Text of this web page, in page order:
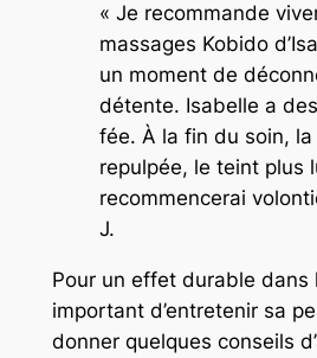
« Je recommande
massages Kobido
un moment de
détente. Isabelle a
fée. À la fin du soin,
repulpée, le teint plus
recommencerai
J.
Pour un effet durable dans
important d’entretenir sa
donner quelques conseils